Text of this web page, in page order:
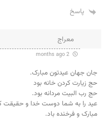
پاسخ
معراج
جان جهان عیدتون مبارک.
حج زیارت کردن خانه بود
حج رب البیت مردانه بود.
عید را به شما دوست خدا و حقیقت که
مبارک و فرخنده باد.